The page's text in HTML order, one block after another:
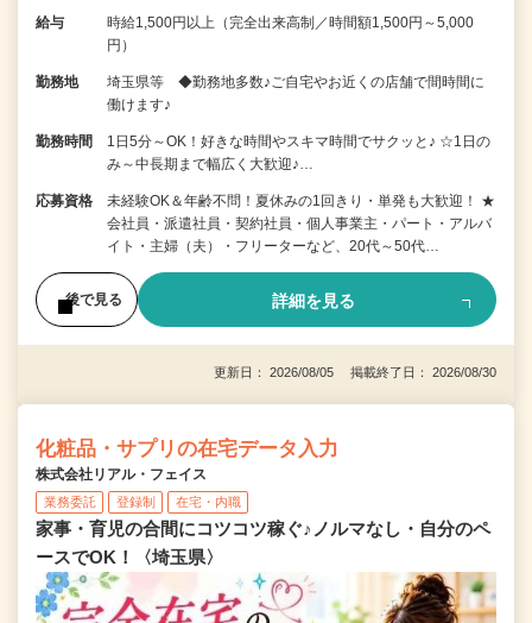
給与
時給1,500円以上（完全出来高制／時間額1,500円～5,000
円）
勤務地
埼玉県等 ◆勤務地多数♪ご自宅やお近くの店舗で間時間に
働けます♪
勤務時間
1日5分～OK！好きな時間やスキマ時間でサクッと♪ ☆1日の
み～中長期まで幅広く大歓迎♪…
応募資格
未経験OK＆年齢不問！夏休みの1回きり・単発も大歓迎！ ★
会社員・派遣社員・契約社員・個人事業主・パート・アルバ
イト・主婦（夫）・フリーターなど、20代～50代…
後で見る 詳細を見る
更新日： 2026/08/05 掲載終了日： 2026/08/30
化粧品・サプリの在宅データ入力
株式会社リアル・フェイス
業務委託 登録制 在宅・内職
家事・育児の合間にコツコツ稼ぐ♪ノルマなし・自分のペ
ースでOK！〈埼玉県〉